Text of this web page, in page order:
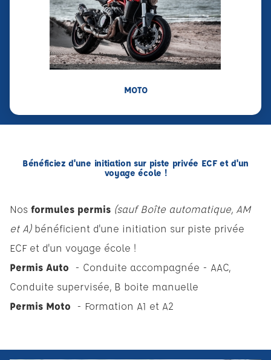
MOTO
Bénéficiez d'une initiation sur piste privée ECF et d'un
voyage école !
Nos formules permis (sauf Boîte automatique, AM
et A)bénéficient d'une initiation sur piste privée
ECF et d'un voyage école !
Permis Auto - Conduite accompagnée - AAC,
Conduite supervisée, B boite manuelle
Permis Moto - Formation A1 et A2